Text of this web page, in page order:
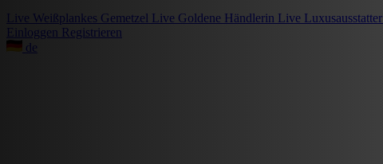
Live Weißplankes Gemetzel Live Goldene Händlerin Live Luxusausstatter
Einloggen Registrieren
de